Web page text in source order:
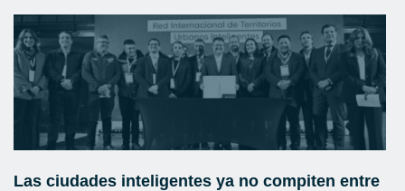
Las ciudades inteligentes ya no compiten entre